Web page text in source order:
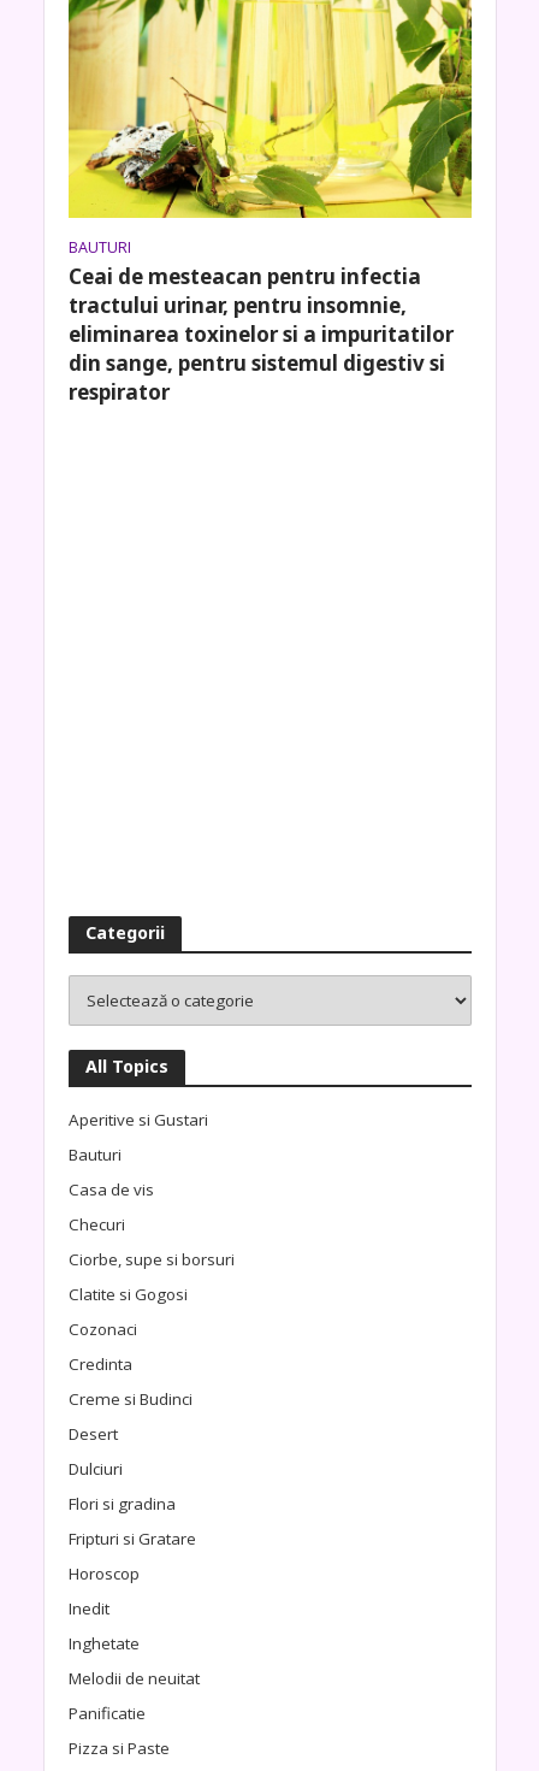
BAUTURI
Ceai de mesteacan pentru infectia
tractului urinar, pentru insomnie,
eliminarea toxinelor si a impuritatilor
din sange, pentru sistemul digestiv si
respirator
Categorii
All Topics
Aperitive si Gustari
Bauturi
Casa de vis
Checuri
Ciorbe, supe si borsuri
Clatite si Gogosi
Cozonaci
Credinta
Creme si Budinci
Desert
Dulciuri
Flori si gradina
Fripturi si Gratare
Horoscop
Inedit
Inghetate
Melodii de neuitat
Panificatie
Pizza si Paste